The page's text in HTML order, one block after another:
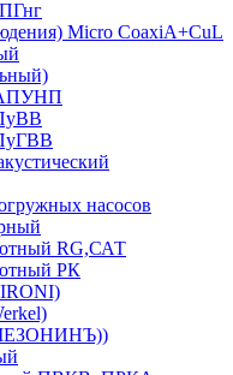
Micro CoaxiA+CuL
АПУНП
насосов
RG,САТ
РК